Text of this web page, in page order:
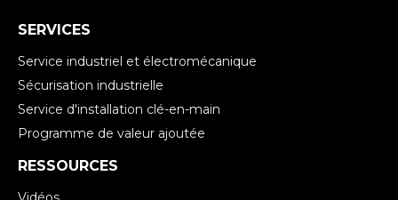
SERVICES
Service industriel et électromécanique
Sécurisation industrielle
Service d'installation clé-en-main
Programme de valeur ajoutée
RESSOURCES